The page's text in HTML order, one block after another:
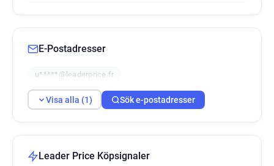
E-Postadresser
u*****@leaderprice.fr
Visa alla (1) Sök e-postadresser
Leader Price Köpsignaler